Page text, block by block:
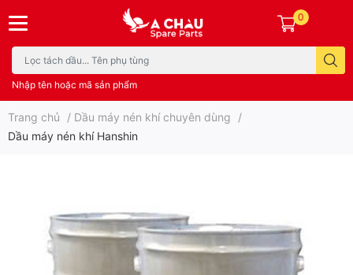
Nhập tên hoặc mã sản phẩm
0
Trang chủ / Dầu máy nén khí chuyên dùng
/
Dầu máy nén khí Hanshin